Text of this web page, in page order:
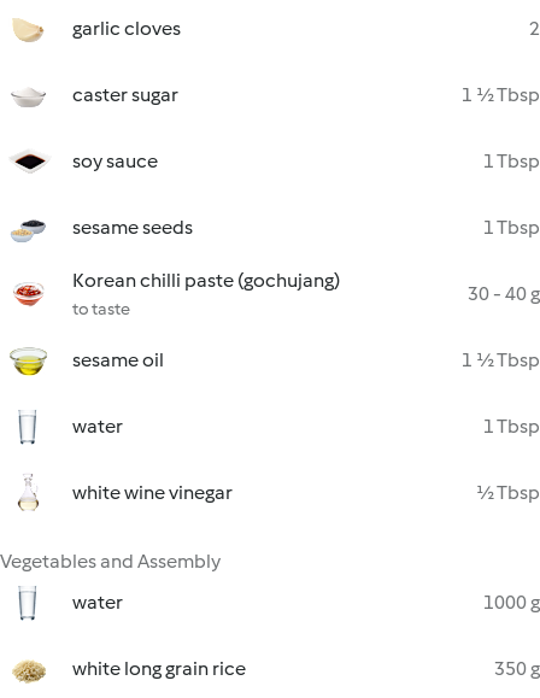
garlic cloves
2
caster sugar 1 ½ Tbsp
soy sauce 1 Tbsp
sesame seeds 1 Tbsp
Korean chilli paste (gochujang)
to taste
30 - 40 g
sesame oil 1 ½ Tbsp
water 1 Tbsp
white wine vinegar ½ Tbsp
Vegetables and Assembly
water
1000 g
white long grain rice 350 g